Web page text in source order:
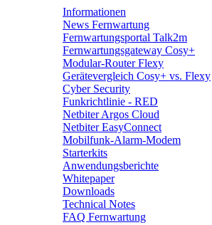
Informationen
News Fernwartung
Fernwartungsportal Talk2m
Fernwartungsgateway Cosy+
Modular-Router Flexy
Gerätevergleich Cosy+ vs. Flexy
Cyber Security
Funkrichtlinie - RED
Netbiter Argos Cloud
Netbiter EasyConnect
Mobilfunk-Alarm-Modem
Starterkits
Anwendungsberichte
Whitepaper
Downloads
Technical Notes
FAQ Fernwartung